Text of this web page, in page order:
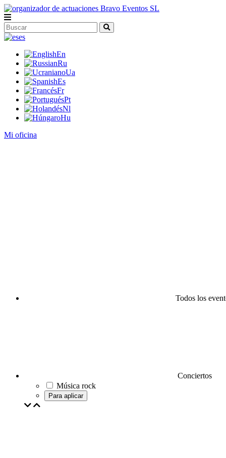
es
En
Ru
Ua
Es
Fr
Pt
Nl
Hu
Mi oficina
Todos los
Conciertos
Música rock
Para aplicar